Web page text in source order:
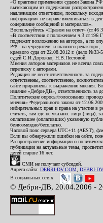
«О практике применения судами Закона
вытекающим из содержания
надлежащим ответчиком, поскольку
информации» не вправе вмешиваться в
содержание сообщений и материалов».
Воспользуйтесь «Правом на ответ»
«В соответствии с положением ч.3 ст.196
подлежит возложению на авторов, а по
РФ - на учредителя и главного редактор»,
краевого суда от 22.08.2012 г. (дело
судей С.И.Дорожко, Н.В.Пестовой.
Мнения авторов материалов не всегда
переписку с авторами.
Редакция не несет ответственность за
ответственны, соответственно,
сайте приравнены к выражению мнения.
издание «Дебри-ДВ», ответственность за
Политические опросы/голосования
мнения» Федерального закона от
избирательных прав и права на участие в
считать, там где не указано: лицо (лица),
оплатившее (оплативших) указанную
безвозмездно/бесплатно.
Часовой пояс сервера UTC+11 (AEST),
Если вы обнаружили ошибки на сайте,
Распространение информации о
публикации на актуальные темы,
детей старше 16 лет.
СМИ не получает субсидий.
Адреса сайта: DEBRI-DV.COM DEBRI-
В социальных сетях:
© Дебри-ДВ, 20.04.2006 -